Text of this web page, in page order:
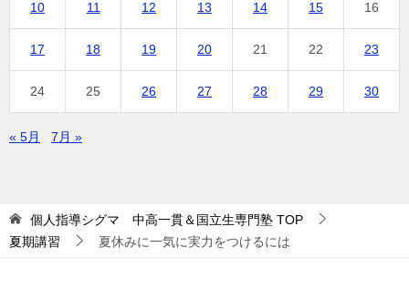
10 11 12 13 14 15 16
17 18 19 20 21 22 23
24 25 26 27 28 29 30
« 5月 7月 »
個人指導シグマ 中高一貫＆国立生専門塾 TOP
夏期講習
夏休みに一気に実力をつけるには